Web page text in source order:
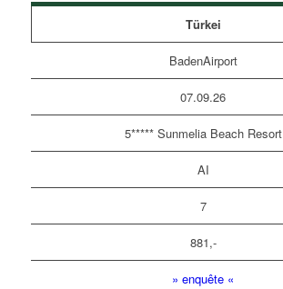
Türkei
BadenAirport
07.09.26
5***** Sunmelia Beach Resort
AI
7
881,-
» enquête «